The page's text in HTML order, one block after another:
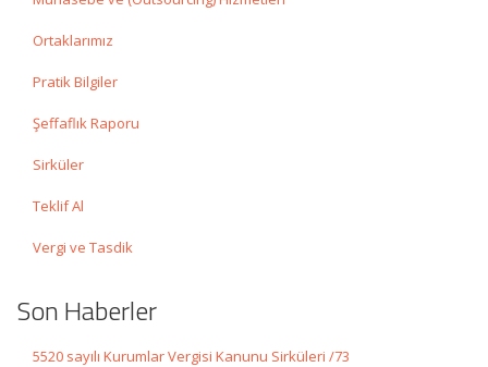
Ortaklarımız
Pratik Bilgiler
Şeffaflık Raporu
Sirküler
Teklif Al
Vergi ve Tasdik
Son Haberler
5520 sayılı Kurumlar Vergisi Kanunu Sirküleri /73